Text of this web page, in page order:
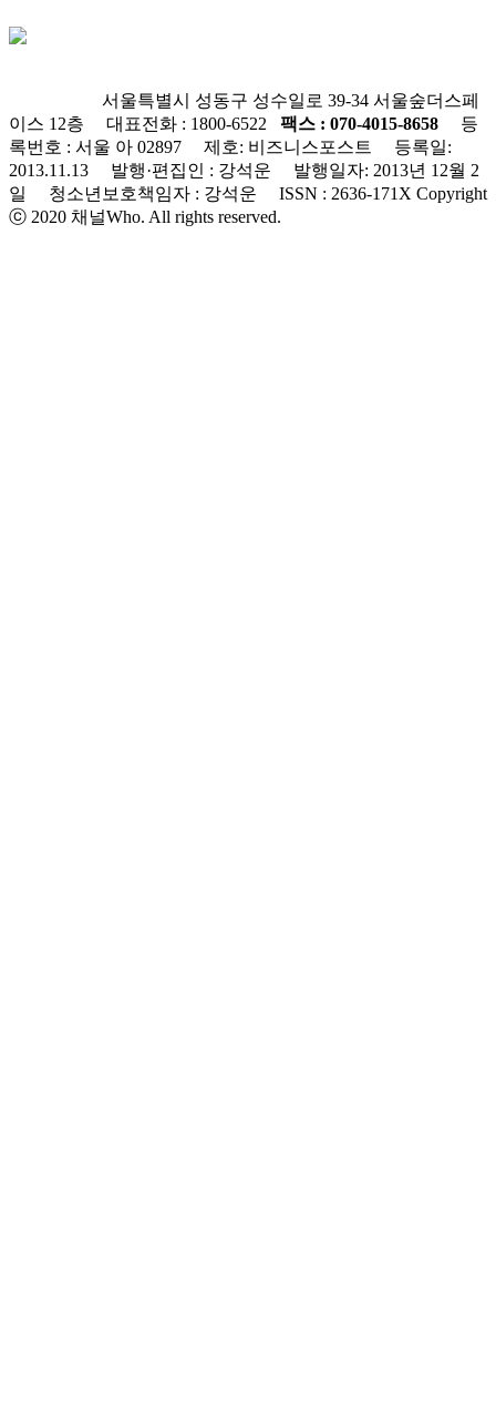
서울특별시 성동구 성수일로 39-34 서울숲더스페
이스 12층 대표전화 : 1800-6522 팩스 : 070-4015-8658 등
록번호 : 서울 아 02897 제호: 비즈니스포스트 등록일:
2013.11.13 발행·편집인 : 강석운 발행일자: 2013년 12월 2
일 청소년보호책임자 : 강석운 ISSN : 2636-171X Copyright
ⓒ 2020 채널Who. All rights reserved.